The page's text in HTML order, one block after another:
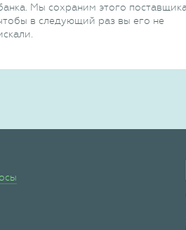
Мы сохраним этого поставщика,
в следующий раз вы его не